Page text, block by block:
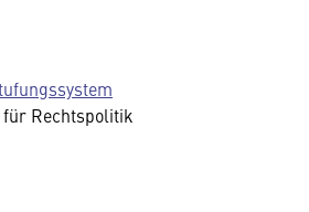
Rechtspolitik